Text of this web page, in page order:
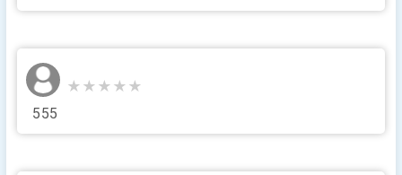
★★★★★
★★★★★
555